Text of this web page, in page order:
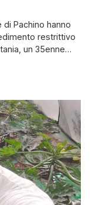
di Pachino hanno
restrittivo
un 35enne
di